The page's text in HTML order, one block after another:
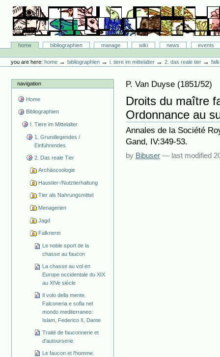
content.
navigation
Bibliographie-Portal
Sectionshome bibliographien manage wiki news
events
tools
you are here: home →bibliographien →i. tiere im mittelalter →2. das reale tier →
navigation
Home
Bibliographien
I. Tiere im Mittelalter
1. Grundlegendes /
Einführendes
2. Das reale Tier
Archäozoologie
Haustier-/Nutztierhaltung
Tier als Nahrungsmittel
Menagerien
Jagd
Falknerei
Le noble sport de la
chasse au faucon
La chasse au vol en
Europe occidentale du XIX
au XIVe siècle
Il volo della mente.
Falconeria e sofia nel
mondo mediterraneo:
Islam, Federico II, Dante
Traité de fauconnerie et
d'autourserie
Le faucon et l'homme.
P. Van Duyse (1851/52)
Droits du maître
Ordonnance au
Annales de la Société
Gand, IV:349-53.
by Bibuser — last modified